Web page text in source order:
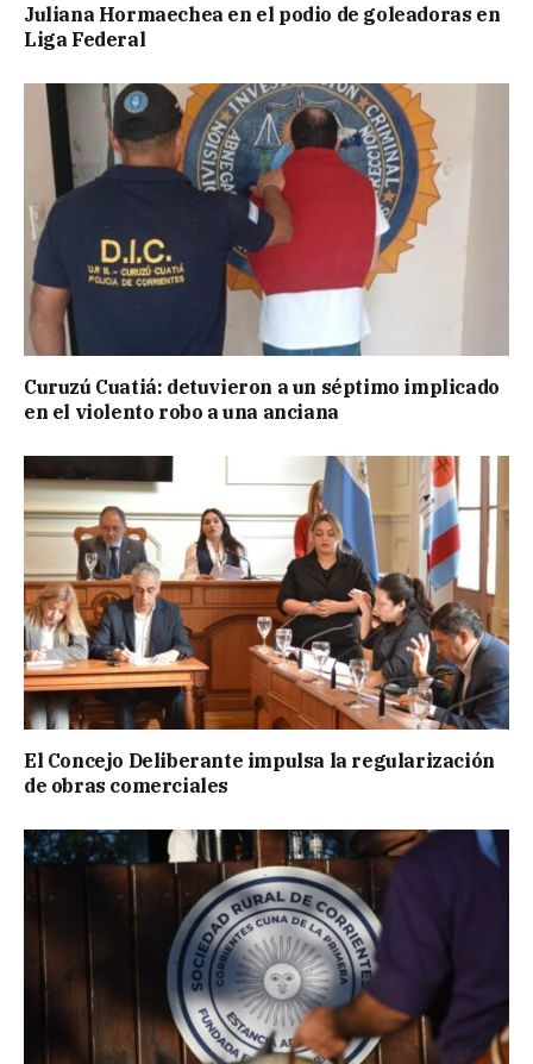
Juliana Hormaechea en el podio de goleadoras en
Liga Federal
Curuzú Cuatiá: detuvieron a un séptimo implicado
en el violento robo a una anciana
El Concejo Deliberante impulsa la regularización
de obras comerciales